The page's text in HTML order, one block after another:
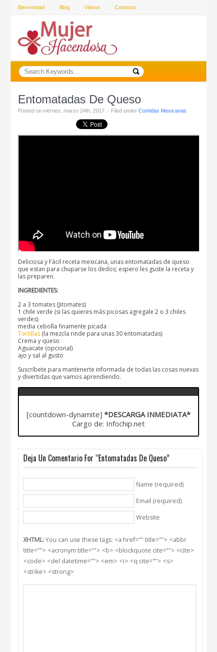
Bienvenida! Blog Videos Contacto
Entomatadas De Queso
Posted on viernes, marzo 24th, 2017. - Filed underComidas Mexicanas
Deliciosa y Fácil receta mexicana, unas entomatadas de queso
que estan para chuparse los dedos; espero les guste la receta y
las preparen.
INGREDIENTES:
2 a 3 tomates (Jitomates)
1 chile verde (si las quieres más picosas agregale 2 o 3 chiles
verdes)
media cebolla finamente picada
Tortillas (la mezcla rinde para unas 30 entomatadas)
Crema y queso
Aguacate (opcional)
ajo y sal al gusto
Suscríbete para mantenerte informada de todas las cosas nuevas
y divertidas que vamos aprendiendo.
[countdown-dynamite] *DESCARGA INMEDIATA*
Cargo de: Infochip.net
Deja Un Comentario For “Entomatadas De Queso”
Name (required)
Email (required)
Website
XHTML:You can use these tags: <a href="" title=""> <abbr
title=""> <acronym title=""> <b> <blockquote cite=""> <cite>
<code> <del datetime=""> <em> <i> <q cite=""> <s>
<strike> <strong>